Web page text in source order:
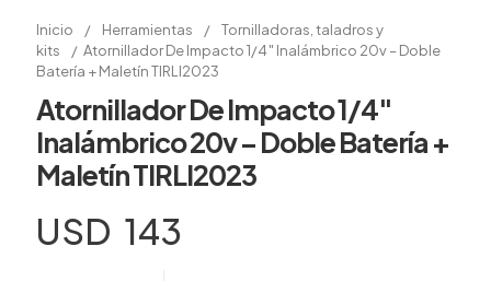
Inicio / Herramientas /
Tornilladoras, taladros y
kits
/ Atornillador De Impacto 1/4″ Inalámbrico 20v – Doble
Batería + Maletín TIRLI2023
Atornillador De Impacto 1/4″
Inalámbrico 20v – Doble Batería +
Maletín TIRLI2023
USD 143